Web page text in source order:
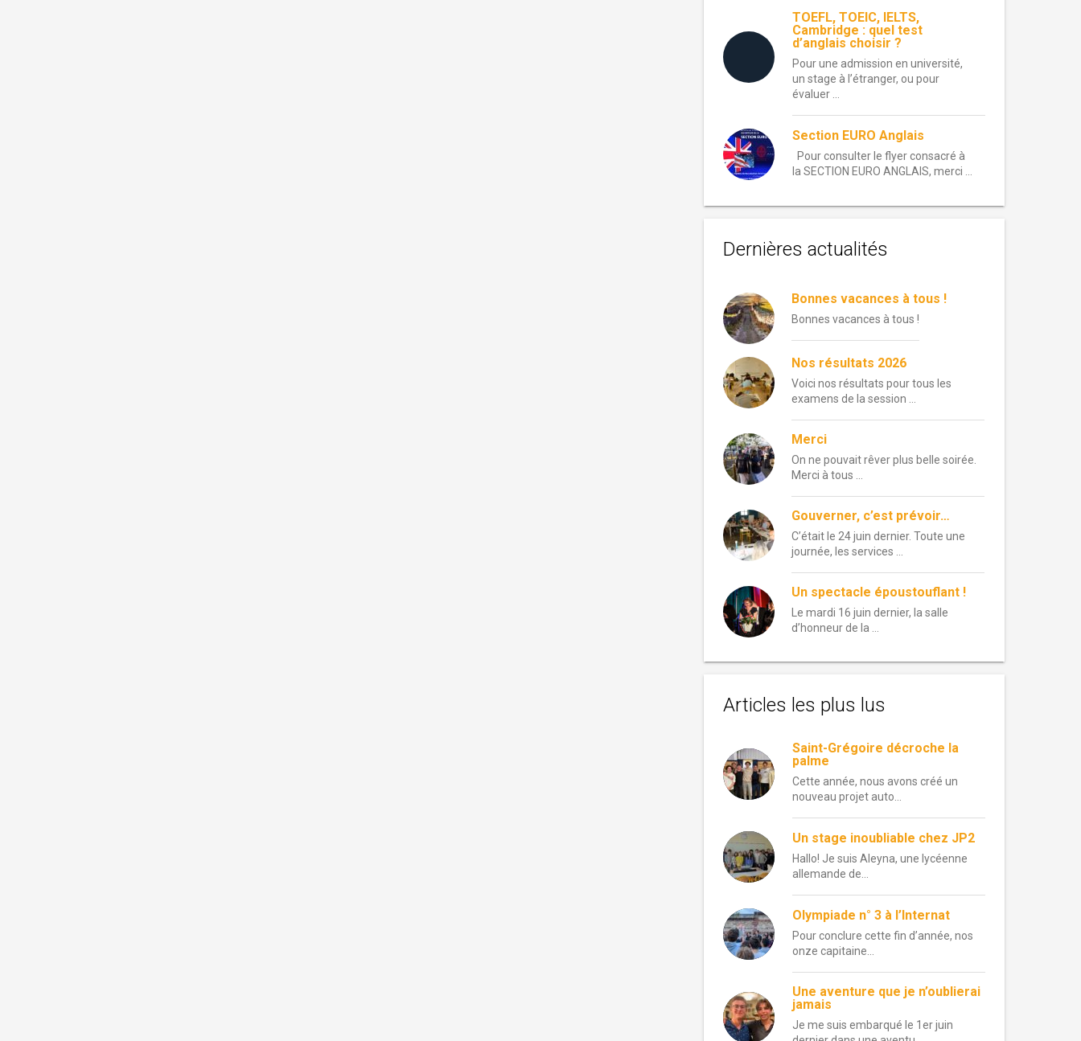
TOEFL, TOEIC, IELTS,
Cambridge : quel test
d’anglais choisir ?
Pour une admission en université,
un stage à l’étranger, ou pour
évaluer ...
Section EURO Anglais
Pour consulter le flyer consacré à
la SECTION EURO ANGLAIS, merci ...
Dernières actualités
Bonnes vacances à tous !
Bonnes vacances à tous !
Nos résultats 2026
Voici nos résultats pour tous les
examens de la session …
Merci
On ne pouvait rêver plus belle soirée.
Merci à tous …
Gouverner, c’est prévoir…
C’était le 24 juin dernier. Toute une
journée, les services …
Un spectacle époustouflant !
Le mardi 16 juin dernier, la salle
d’honneur de la …
Articles les plus lus
Saint-Grégoire décroche la
palme
Cette année, nous avons créé un
nouveau projet auto...
Un stage inoubliable chez JP2
Hallo! Je suis Aleyna, une lycéenne
allemande de...
Olympiade n° 3 à l’Internat
Pour conclure cette fin d’année, nos
onze capitaine...
Une aventure que je n’oublierai
jamais
Je me suis embarqué le 1er juin